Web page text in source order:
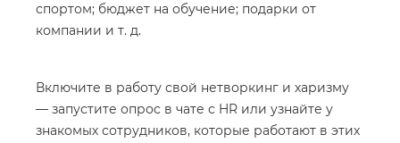
спортом; бюджет на обучение; подарки от
компании и т. д.
Включите в работу свой нетворкинг и харизму
— запустите опрос в чате с HR или узнайте у
знакомых сотрудников, которые работают в этих